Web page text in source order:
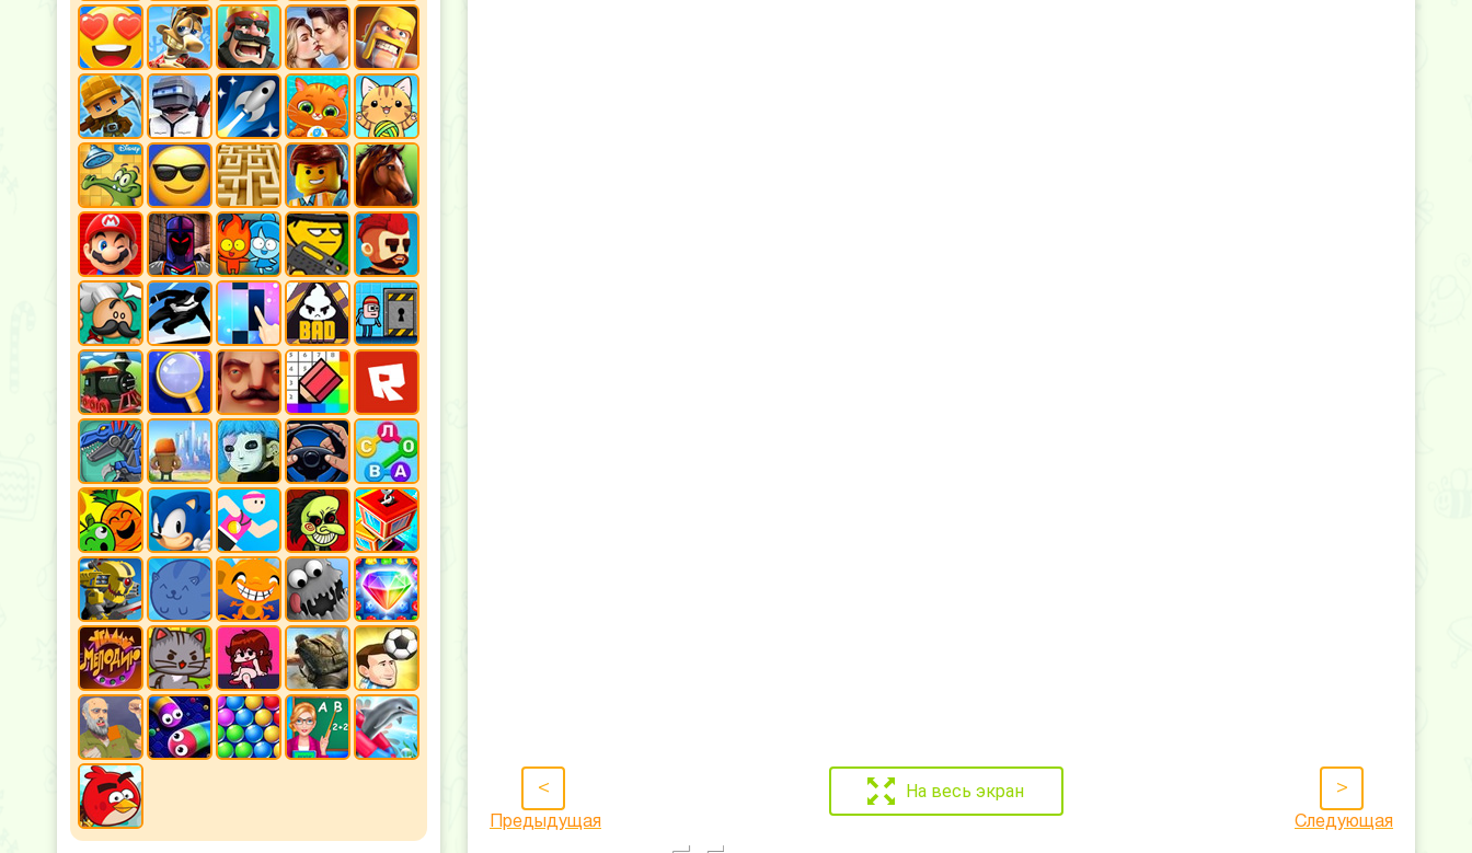
<
Предыдущая
На весь экран >
Следующая